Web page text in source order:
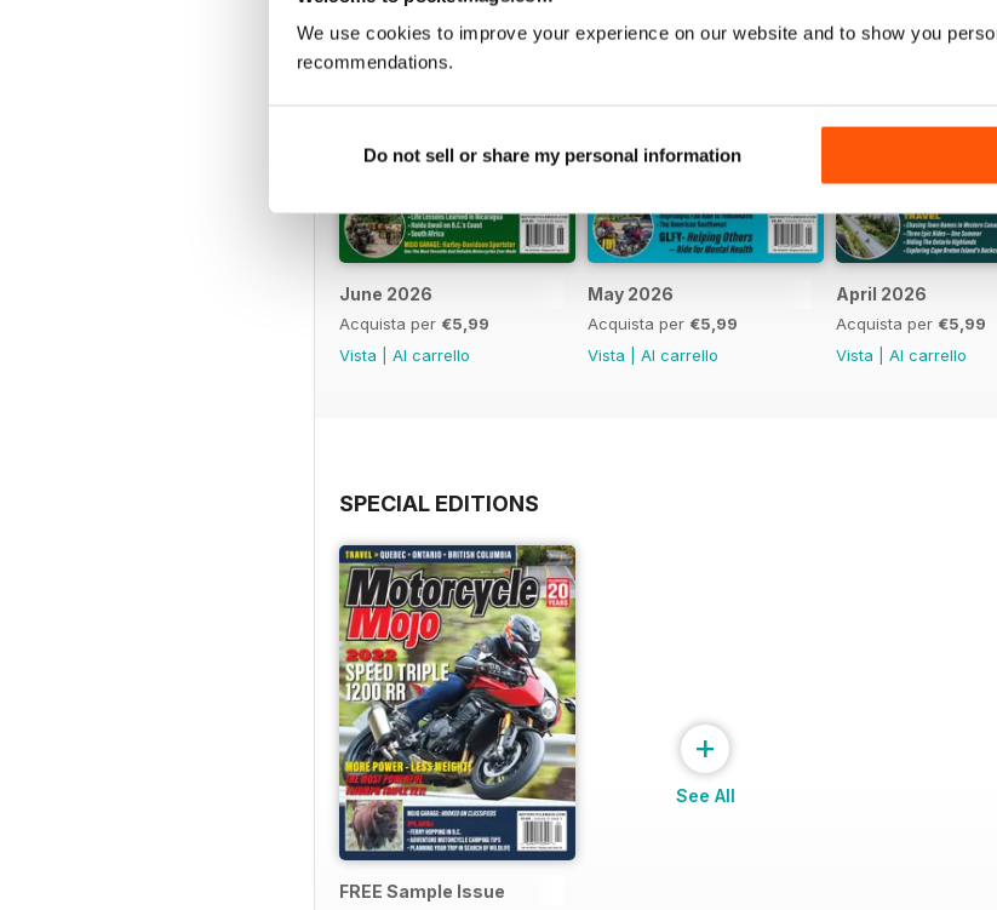
We use cookies to improve your experience on our website and to show you
recommendations.
Do not sell or share my personal information
June 2026
Acquista per €5,99
Vista
Al carrello
May 2026
Acquista per €5,99
Vista
Al carrello
April 2026
Acquista per €5,99
Vista
Al carrello
SPECIAL EDITIONS
FREE Sample Issue
+
See All